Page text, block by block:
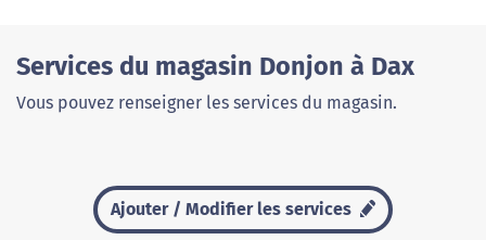
Services du magasin Donjon à Dax
Vous pouvez renseigner les services du magasin.
Ajouter / Modifier les services